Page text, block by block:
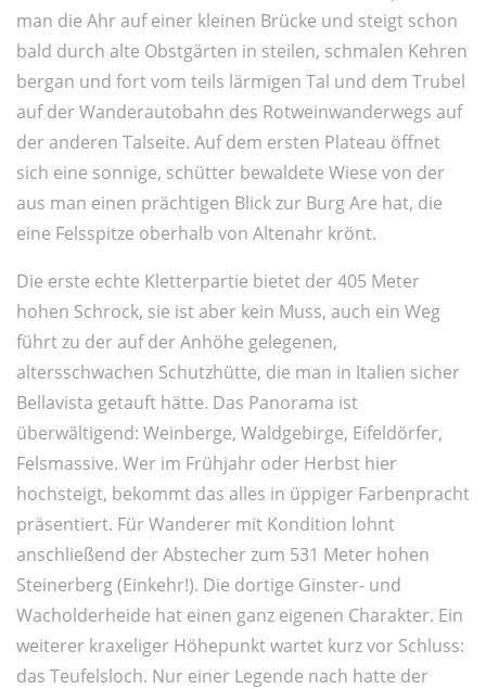
man die Ahr auf einer kleinen Brücke und steigt schon
bald durch alte Obstgärten in steilen, schmalen Kehren
bergan und fort vom teils lärmigen Tal und dem Trubel
auf der Wanderautobahn des Rotweinwanderwegs auf
der anderen Talseite. Auf dem ersten Plateau öffnet
sich eine sonnige, schütter bewaldete Wiese von der
aus man einen prächtigen Blick zur Burg Are hat, die
eine Felsspitze oberhalb von Altenahr krönt.
Die erste echte Kletterpartie bietet der 405 Meter
hohen Schrock, sie ist aber kein Muss, auch ein Weg
führt zu der auf der Anhöhe gelegenen,
altersschwachen Schutzhütte, die man in Italien sicher
Bellavista getauft hätte. Das Panorama ist
überwältigend: Weinberge, Waldgebirge, Eifeldörfer,
Felsmassive. Wer im Frühjahr oder Herbst hier
hochsteigt, bekommt das alles in üppiger Farbenpracht
präsentiert. Für Wanderer mit Kondition lohnt
anschließend der Abstecher zum 531 Meter hohen
Steinerberg (Einkehr!). Die dortige Ginster- und
Wacholderheide hat einen ganz eigenen Charakter. Ein
weiterer kraxeliger Höhepunkt wartet kurz vor Schluss:
das Teufelsloch. Nur einer Legende nach hatte der